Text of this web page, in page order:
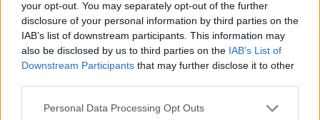
your opt-out. You may separately opt-out of the further
disclosure of your personal information by third parties on the
IAB’s list of downstream participants. This information may
also be disclosed by us to third parties on the IAB’s List of
Downstream Participants that may further disclose it to other
Personal Data Processing Opt Outs
του έσωσε τη ζωή
Ηράκλειο: Στο επίκεντρο έργα, Βικελαία και «έξυπνη
πόλη» στη Δημοτική Επιτροπή